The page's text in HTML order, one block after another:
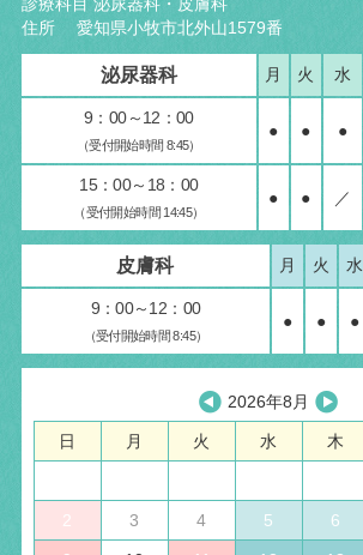
住所 愛知県小牧市北外山1579番
泌尿器科 月 火 水
9：00～12：00
（受付開始時間 8:45）
● ● ●
15：00～18：00
（受付開始時間 14:45）
● ● ／
皮膚科 月 火 水
9：00～12：00
（受付開始時間 8:45）
● ● ●
2026年8月
日 月 火 水 木
2 3 4 5 6